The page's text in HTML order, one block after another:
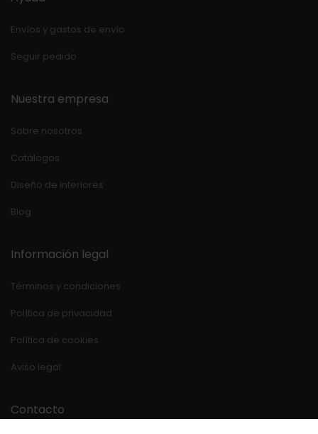
Envíos y gastos de envío
Seguir pedido
Nuestra empresa
Sobre nosotros
Catálogos
Diseño de interiores
Blog
Información legal
Términos y condiciones
Política de privacidad
Política de cookies
Aviso legal
Contacto